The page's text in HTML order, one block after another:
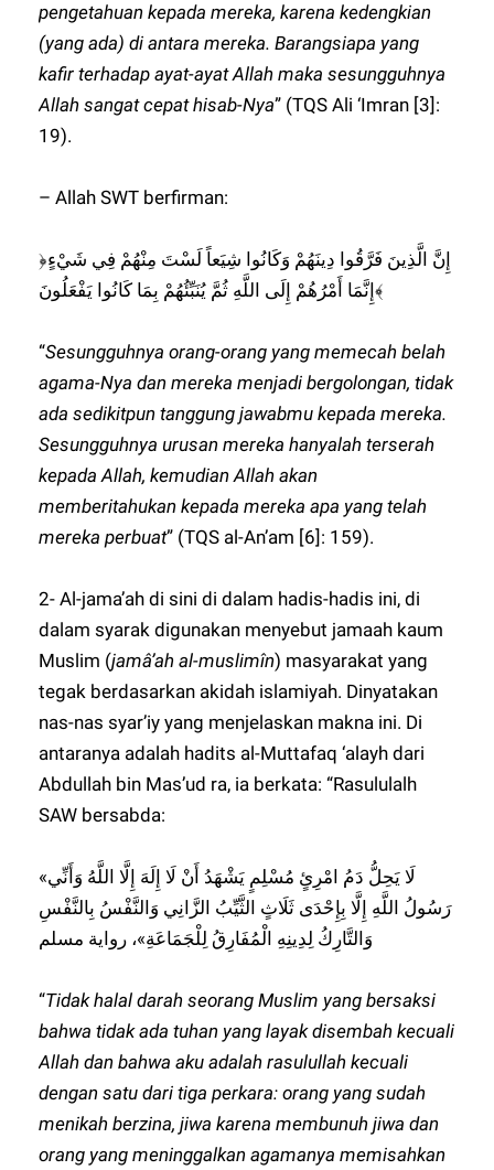
pengetahuan kepada mereka, karena kedengkian
(yang ada) di antara mereka. Barangsiapa yang
kafir terhadap ayat-ayat Allah maka sesungguhnya
Allah sangat cepat hisab-Nya” (TQS Ali ‘Imran [3]:
19).
– Allah SWT berfirman:
﴿إِنَّ الَّذِينَ فَرَّقُوا دِينَهُمْ وَكَانُوا شِيَعاً لَسْتَ مِنْهُمْ فِي شَيْءٍ
إِنَّمَا أَمْرُهُمْ إِلَى اللَّهِ ثُمَّ يُنَبِّئُهُمْ بِمَا كَانُوا يَفْعَلُونَ﴾
“Sesungguhnya orang-orang yang memecah belah
agama-Nya dan mereka menjadi bergolongan, tidak
ada sedikitpun tanggung jawabmu kepada mereka.
Sesungguhnya urusan mereka hanyalah terserah
kepada Allah, kemudian Allah akan
memberitahukan kepada mereka apa yang telah
mereka perbuat” (TQS al-An’am [6]: 159).
2- Al-jama’ah di sini di dalam hadis-hadis ini, di
dalam syarak digunakan menyebut jamaah kaum
Muslim (jamâ’ah al-muslimîn) masyarakat yang
tegak berdasarkan akidah islamiyah. Dinyatakan
nas-nas syar’iy yang menjelaskan makna ini. Di
antaranya adalah hadits al-Muttafaq ‘alayh dari
Abdullah bin Mas’ud ra, ia berkata: “Rasululalh
SAW bersabda:
«لَا يَحِلُّ دَمُ امْرِئٍ مُسْلِمٍ يَشْهَدُ أَنْ لَا إِلَهَ إِلَّا اللَّهُ وَأَنِّي
رَسُولُ اللَّهِ إِلَّا بِإِحْدَى ثَلَاثٍ الثَّيِّبُ الزَّانِي وَالنَّفْسُ بِالنَّفْسِ
وَالتَّارِكُ لِدِينِهِ الْمُفَارِقُ لِلْجَمَاعَةِ»، رواية مسلم
“Tidak halal darah seorang Muslim yang bersaksi
bahwa tidak ada tuhan yang layak disembah kecuali
Allah dan bahwa aku adalah rasulullah kecuali
dengan satu dari tiga perkara: orang yang sudah
menikah berzina, jiwa karena membunuh jiwa dan
orang yang meninggalkan agamanya memisahkan